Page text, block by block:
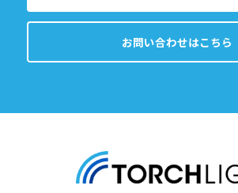
お問い合わせはこちら